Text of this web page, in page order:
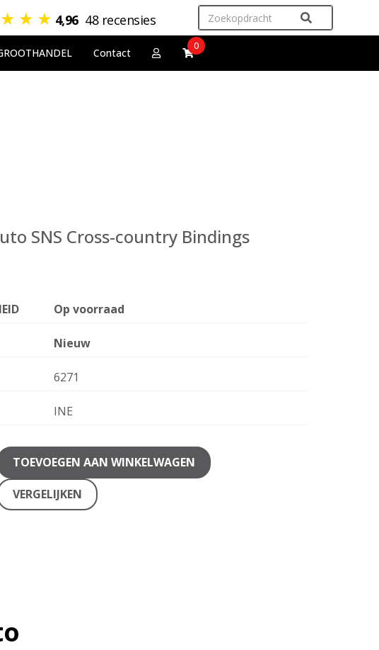
★ ★ ★ 4,96 48 recensies
Contact
0
SNS Cross-country Bindings
Op voorraad
Nieuw
6271
INE
TOEVOEGEN AAN WINKELWAGEN
VERGELIJKEN